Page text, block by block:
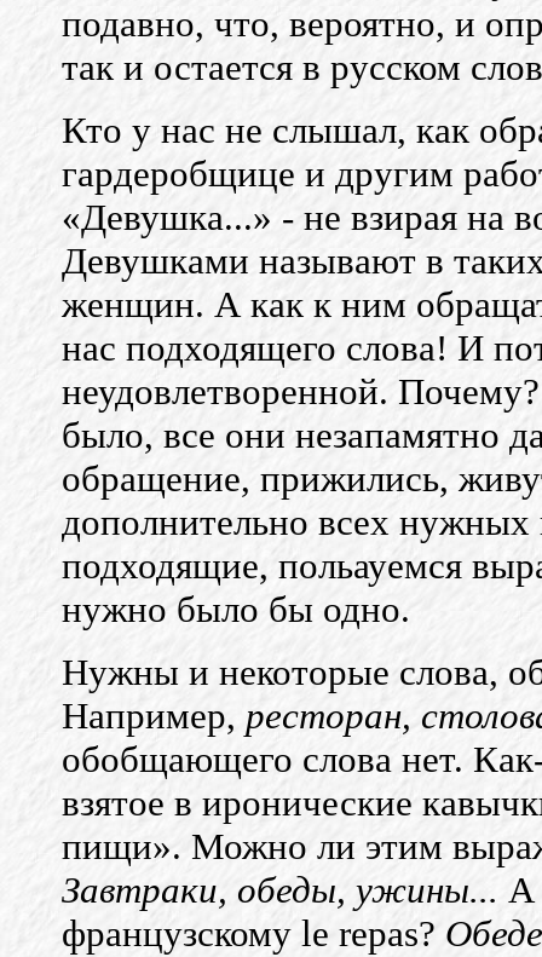
подавно, что, вероятно, и
так и остается в русском
Кто у нас не слышал, как
гардеробщице и другим
«Девушка...» - не взирая на
Девушками называют в
женщин. А как к ним
нас подходящего слова! И
неудовлетворенной.
было, все они незапамятно
обращение, прижились,
дополнительно всех
подходящие, польауемся
нужно было бы одно.
Нужны и некоторые слова,
Например, ресторан,
обобщающего слова нет.
взятое в иронические
пищи». Можно ли этим
Завтраки, обеды, ужины... А
французскому le repas?